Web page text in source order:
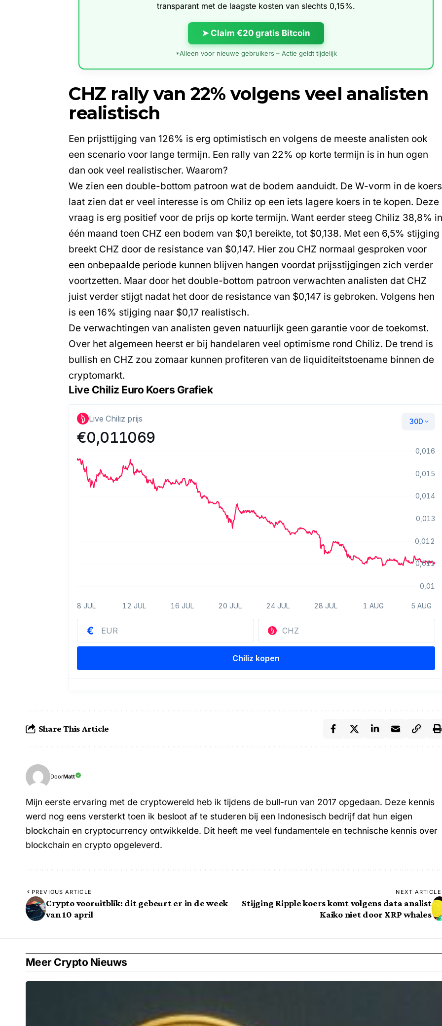
transparant met de laagste kosten van slechts 0,15%.
➤ Claim €20 gratis Bitcoin
*Alleen voor nieuwe gebruikers – Actie geldt tijdelijk
CHZ rally van 22% volgens veel analisten
realistisch
Een prijsttijging van 126% is erg optimistisch en volgens de meeste analisten ook
een scenario voor lange termijn. Een rally van 22% op korte termijn is in hun ogen
dan ook veel realistischer. Waarom?
We zien een double-bottom patroon wat de bodem aanduidt. De W-vorm in de koers
laat zien dat er veel interesse is om Chiliz op een iets lagere koers in te kopen. Deze
vraag is erg positief voor de prijs op korte termijn. Want eerder steeg Chiliz 38,8%
één maand toen CHZ een bodem van $0,1 bereikte, tot $0,138. Met een 6,5% stijging
breekt CHZ door de resistance van $0,147. Hier zou CHZ normaal gesproken voor
een onbepaalde periode kunnen blijven hangen voordat prijsstijgingen zich verder
voortzetten. Maar door het double-bottom patroon verwachten analisten dat CHZ
juist verder stijgt nadat het door de resistance van $0,147 is gebroken. Volgens hen
is een 16% stijging naar $0,17 realistisch.
De verwachtingen van analisten geven natuurlijk geen garantie voor de toekomst.
Over het algemeen heerst er bij handelaren veel optimisme rond Chiliz. De trend is
bullish en CHZ zou zomaar kunnen profiteren van de liquiditeitstoename binnen de
cryptomarkt.
Live Chiliz Euro Koers Grafiek
Share This Article
DoorMatt
Mijn eerste ervaring met de cryptowereld heb ik tijdens de bull-run van 2017 opgedaan. Deze kennis
werd nog eens versterkt toen ik besloot af te studeren bij een Indonesisch bedrijf dat hun eigen
blockchain en cryptocurrency ontwikkelde. Dit heeft me veel fundamentele en technische kennis over
blockchain en crypto opgeleverd.
PREVIOUS ARTICLE
Crypto vooruitblik: dit gebeurt er in de week
van 10 april
NEXT ARTICLE
Stijging Ripple koers komt volgens data analist
Kaiko niet door XRP whales
Meer Crypto Nieuws